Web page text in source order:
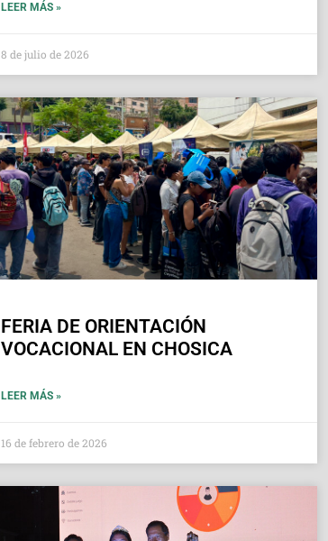
LEER MÁS »
8 de julio de 2026
FERIA DE ORIENTACIÓN
VOCACIONAL EN CHOSICA
LEER MÁS »
16 de febrero de 2026